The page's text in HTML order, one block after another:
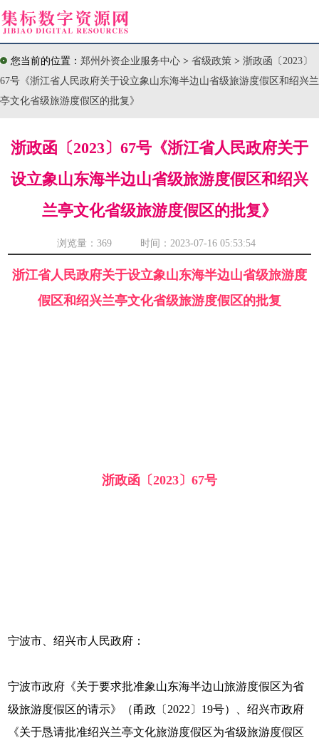
您当前的位置： 郑州外资企业服务中心 > 省级政策 > 浙政函〔2023〕
67号《浙江省人民政府关于设立象山东海半边山省级旅游度假区和绍兴兰
亭文化省级旅游度假区的批复》
浙政函〔2023〕67号《浙江省人民政府关于
设立象山东海半边山省级旅游度假区和绍兴
兰亭文化省级旅游度假区的批复》
浏览量： 369 时间：2023-07-16 05:53:54
浙江省人民政府关于设立象山东海半边山省级旅游度
假区和绍兴兰亭文化省级旅游度假区的批复
浙政函〔2023〕67号
宁波市、绍兴市人民政府：
宁波市政府《关于要求批准象山东海半边山旅游度假区为省
级旅游度假区的请示》（甬政〔2022〕19号）、绍兴市政府
《关于恳请批准绍兴兰亭文化旅游度假区为省级旅游度假区